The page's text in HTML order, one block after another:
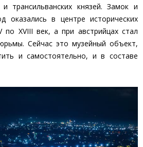
трансильванских князей. Замок и
оказались в центре исторических
по XVIII век, а при австрийцах стал
Сейчас это музейный объект,
и самостоятельно, и в составе